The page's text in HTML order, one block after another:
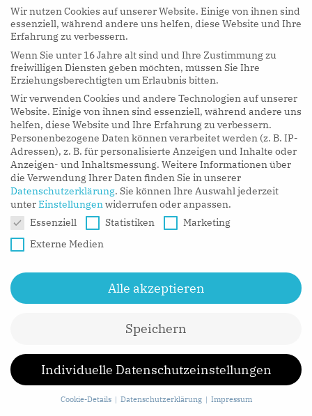
Ort, von welchem ein Zugriff ausging und die
Häufigkeit der Besuche unserer Website durch die
betroffene Person, gespeichert. Bei jedem Besuch
unserer Websites werden diese personenbezogenen
Daten, einschließlich der IP-Adresse des von der
betroffenen Person genutzten Internetanschlusses,
an Google in den Vereinigten Staaten von Amerika
übertragen. Diese personenbezogenen Daten werden
durch Google in den Vereinigten Staaten von Amerika
gespeichert. Google gibt diese über das technische
Verfahren erhobenen personenbezogenen Daten
unter Umständen an Dritte weiter.
durch unsere Website, wie oben bereits dargestellt,
jederzeit mittels einer entsprechenden Einstellung
damit der Setzung von Cookies dauerhaft
widersprechen. Eine solche Einstellung des genutzten
Internetbrowsers würde auch verhindern, dass
Wir nutzen Cookies auf unserer Website. Einige von ihnen sind
essenziell, während andere uns helfen, diese Website und Ihre
Erfahrung zu verbessern.
Wenn Sie unter 16 Jahre alt sind und Ihre Zustimmung zu
freiwilligen Diensten geben möchten, müssen Sie Ihre
Erziehungsberechtigten um Erlaubnis bitten.
Wir verwenden Cookies und andere Technologien auf unserer
Website. Einige von ihnen sind essenziell, während andere uns
helfen, diese Website und Ihre Erfahrung zu verbessern.
Personenbezogene Daten können verarbeitet werden (z. B. IP-
Adressen), z. B. für personalisierte Anzeigen und Inhalte oder
Anzeigen- und Inhaltsmessung. Weitere Informationen über
die Verwendung Ihrer Daten finden Sie in unserer
Datenschutzerklärung. Sie können Ihre Auswahl jederzeit
unterEinstellungenwiderrufen oder anpassen.
Datenschutzeinstellungen
Essenziell Statistiken
Marketing
Externe Medien
Alle akzeptieren
Speichern
Individuelle Datenschutzeinstellungen
Cookie-Details Datenschutzerklärung Impressum